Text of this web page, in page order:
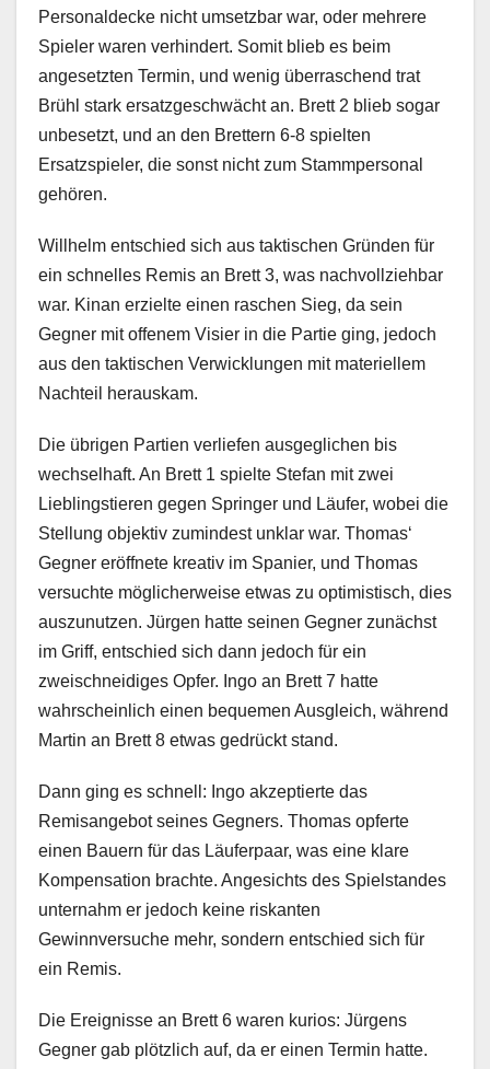
Personaldecke nicht umsetzbar war, oder mehrere
Spieler waren verhindert. Somit blieb es beim
angesetzten Termin, und wenig überraschend trat
Brühl stark ersatzgeschwächt an. Brett 2 blieb sogar
unbesetzt, und an den Brettern 6-8 spielten
Ersatzspieler, die sonst nicht zum Stammpersonal
gehören.
Willhelm entschied sich aus taktischen Gründen für
ein schnelles Remis an Brett 3, was nachvollziehbar
war. Kinan erzielte einen raschen Sieg, da sein
Gegner mit offenem Visier in die Partie ging, jedoch
aus den taktischen Verwicklungen mit materiellem
Nachteil herauskam.
Die übrigen Partien verliefen ausgeglichen bis
wechselhaft. An Brett 1 spielte Stefan mit zwei
Lieblingstieren gegen Springer und Läufer, wobei die
Stellung objektiv zumindest unklar war. Thomas‘
Gegner eröffnete kreativ im Spanier, und Thomas
versuchte möglicherweise etwas zu optimistisch, dies
auszunutzen. Jürgen hatte seinen Gegner zunächst
im Griff, entschied sich dann jedoch für ein
zweischneidiges Opfer. Ingo an Brett 7 hatte
wahrscheinlich einen bequemen Ausgleich, während
Martin an Brett 8 etwas gedrückt stand.
Dann ging es schnell: Ingo akzeptierte das
Remisangebot seines Gegners. Thomas opferte
einen Bauern für das Läuferpaar, was eine klare
Kompensation brachte. Angesichts des Spielstandes
unternahm er jedoch keine riskanten
Gewinnversuche mehr, sondern entschied sich für
ein Remis.
Die Ereignisse an Brett 6 waren kurios: Jürgens
Gegner gab plötzlich auf, da er einen Termin hatte.